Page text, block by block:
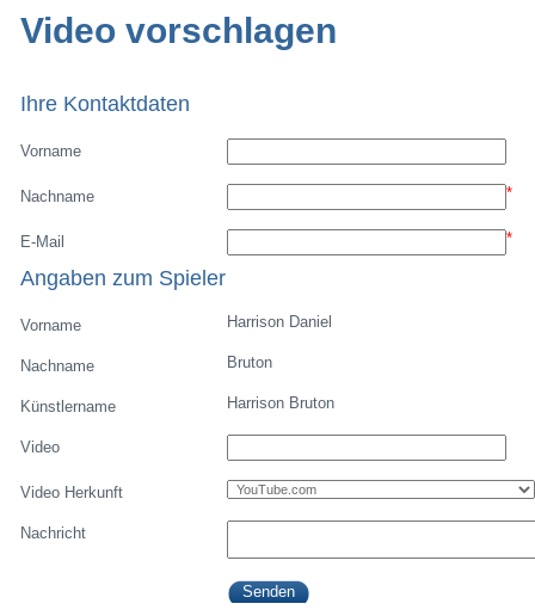
Video vorschlagen
Ihre Kontaktdaten
Vorname
Nachname *
E-Mail *
Angaben zum Spieler
Vorname Harrison Daniel
Nachname Bruton
Künstlername Harrison Bruton
Video
Video Herkunft
Nachricht